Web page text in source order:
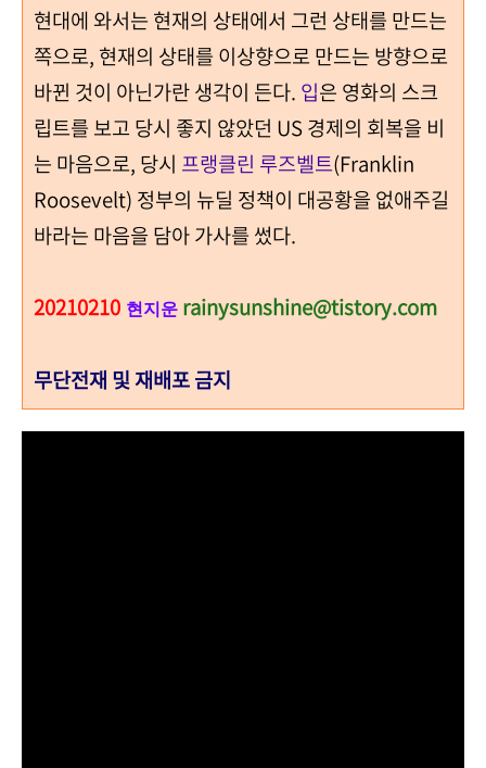
현대에 와서는 현재의 상태에서 그런 상태를 만드는
쪽으로, 현재의 상태를 이상향으로 만드는 방향으로
바뀐 것이 아닌가란 생각이 든다. 입은 영화의 스크
립트를 보고 당시 좋지 않았던 US경제의 회복을 비
는 마음으로, 당시 프랭클린 루즈벨트(Franklin
Roosevelt) 정부의 뉴딜 정책이 대공황을 없애주길
바라는 마음을 담아 가사를 썼다.
20210210 현지운 rainysunshine@tistory.com
무단전재 및 재배포 금지